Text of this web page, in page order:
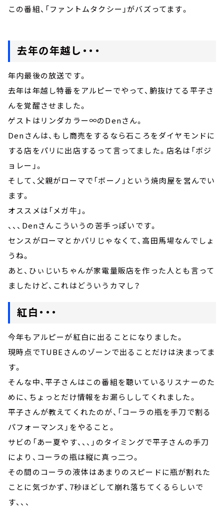
この番組、「ファントムタクシー」がバズってます。
去年の年越し・・・
年内最後の放送です。
去年は年越し特番をアルピーでやって、腑抜けてる平子さ
んを覚醒させました。
ゲストはリンダカラー∞のDenさん。
Denさんは、もし商売をするなら石ころをダイヤモンドに
する店をパリに出店するって言ってました。店名は「ボジ
ョレー」。
そして、父親がローマで「ボーノ」という焼肉屋を営んでい
ます。
オススメは「メガ牛」。
、、、Denさんこういうの苦手っぽいです。
センスがローマとかパリじゃなくて、高田馬場なんでしょ
うね。
あと、ひぃじいちゃんが家電量販店を作った人とも言って
ましたけど、これはどういうカマし？
紅白・・・
今年もアルピーが紅白に出ることになりました。
現時点でTUBEさんのゾーンで出ることだけは決まってま
す。
そんな中、平子さんはこの番組を聴いているリスナーのた
めに、ちょっとだけ情報をお漏らししてくれました。
平子さんが教えてくれたのが、「コーラの瓶を手刀で割る
パフォーマンス」をやること。
サビの「あー夏やす、、、」のタイミングで平子さんの手刀
により、コーラの瓶は縦に真っ二つ。
その間のコーラの液体はあまりのスピードに瓶が割れた
ことに気づかず、7秒ほどして崩れ落ちてくるらしいで
す、、、